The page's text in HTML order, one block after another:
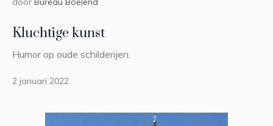
Kluchtige kunst
Humor op oude schilderijen.
2 januari 2022